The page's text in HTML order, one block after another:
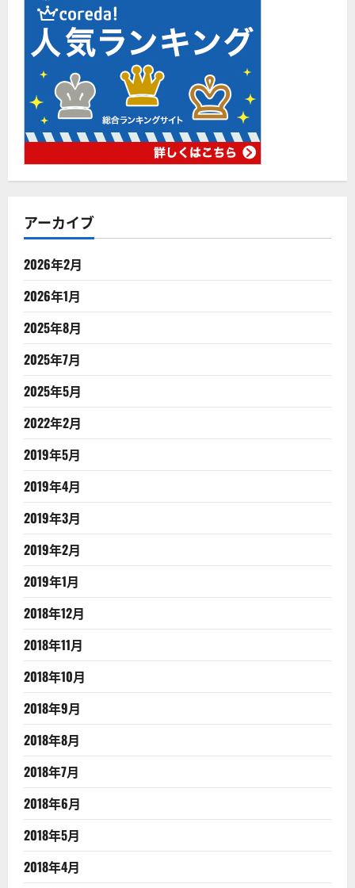
アーカイブ
2026年2月
2026年1月
2025年8月
2025年7月
2025年5月
2022年2月
2019年5月
2019年4月
2019年3月
2019年2月
2019年1月
2018年12月
2018年11月
2018年10月
2018年9月
2018年8月
2018年7月
2018年6月
2018年5月
2018年4月